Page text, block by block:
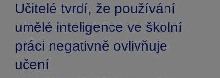
Akce
Search
Učitelé tvrdí, že používání
umělé inteligence ve školní
práci negativně ovlivňuje
učení